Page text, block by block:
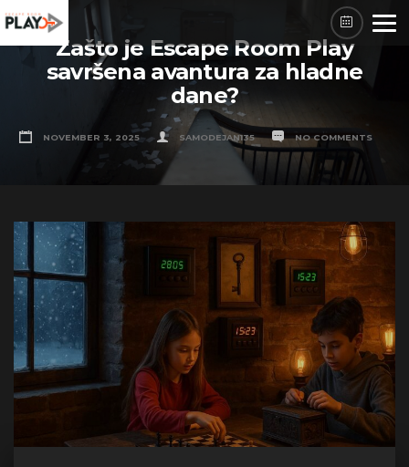
Skip
to
content Zašto je Escape Room Play
savršena avantura za hladne
dane?
NOVEMBER 3, 2025 SAMODEJAN135 NO COMMENTS